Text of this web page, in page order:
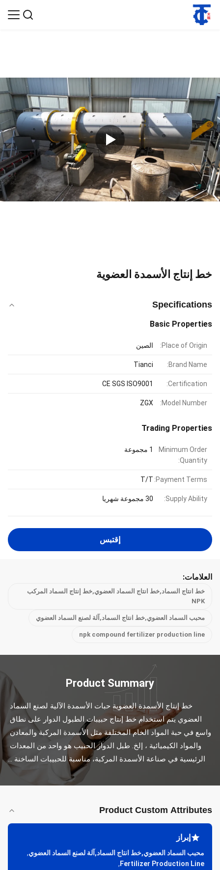
خط إنتاج الأسمدة العضوية
Specifications
Basic Properties
Place of Origin: الصين
Brand Name:
Tianci
Certification:
CE SGS ISO9001
Model Number:
ZGX
Trading Properties
Minimum Order
Quantity:
1 مجموعة
Payment Terms:
T/T
Supply Ability: 30 مجموعة شهريا
إقتبس
العلامات:
خط انتاج السماد,خط انتاج السماد العضوي,خط إنتاج السماد المركب
NPK
محبب السماد العضوي,خط انتاج السماد,آلة لصنع السماد العضوي
npk compound fertilizer production line
Product Summary
واسع في حبة المواد الخام المختلفة مثل الأسمدة المركبة والمعادن
الرئيسية في صناعة الأسمدة المركبة، مناسبة للحبيبات الساخنة ...
Product Custom Attributes
إبراز
محبب السماد العضوي,خط انتاج السماد,آلة لصنع السماد العضوي,
Fertilizer Production Line
,